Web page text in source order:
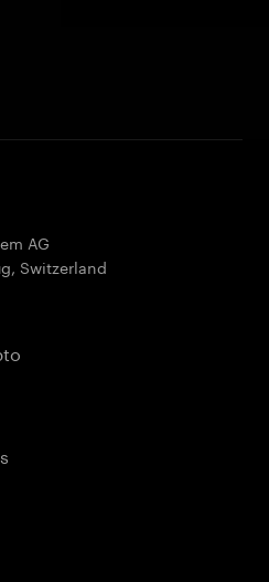
AG
, Switzerland